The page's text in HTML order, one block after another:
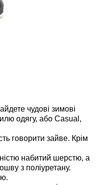
чудові зимові
одягу, або Casual,
говорити зайве. Крім
набитий шерстю, а
з поліуретану.